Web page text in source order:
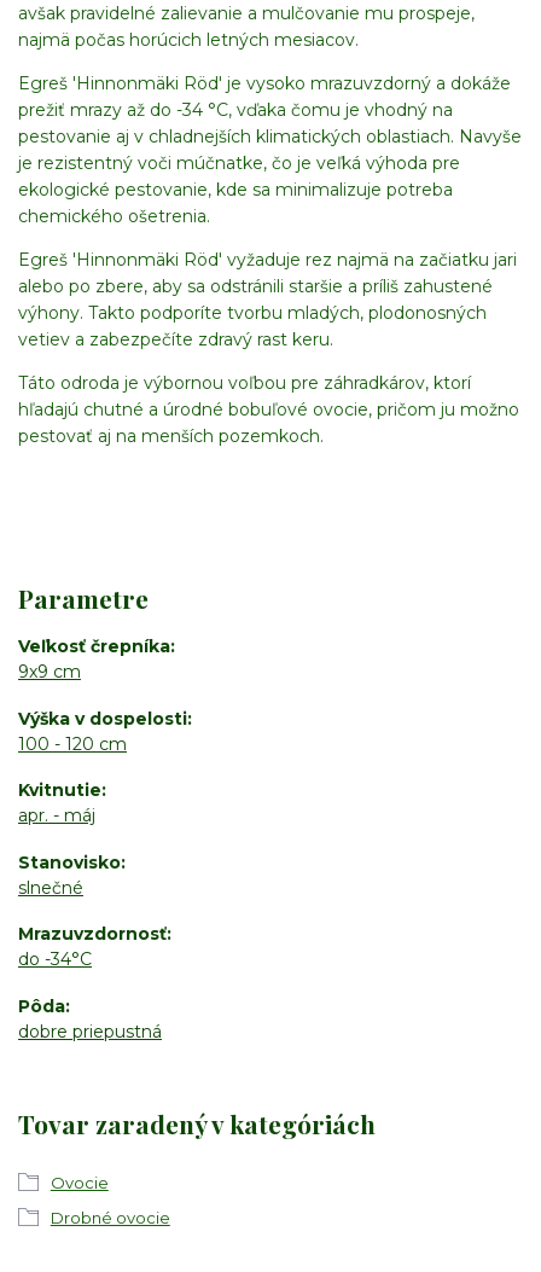
avšak pravidelné zalievanie a mulčovanie mu prospeje,
najmä počas horúcich letných mesiacov.
Egreš 'Hinnonmäki Röd' je vysoko mrazuvzdorný a dokáže
prežiť mrazy až do -34 °C, vďaka čomu je vhodný na
pestovanie aj v chladnejších klimatických oblastiach. Navyše
je rezistentný voči múčnatke, čo je veľká výhoda pre
ekologické pestovanie, kde sa minimalizuje potreba
chemického ošetrenia.
Egreš 'Hinnonmäki Röd' vyžaduje rez najmä na začiatku jari
alebo po zbere, aby sa odstránili staršie a príliš zahustené
výhony. Takto podporíte tvorbu mladých, plodonosných
vetiev a zabezpečíte zdravý rast keru.
Táto odroda je výbornou voľbou pre záhradkárov, ktorí
hľadajú chutné a úrodné bobuľové ovocie, pričom ju možno
pestovať aj na menších pozemkoch.
Parametre
Veľkosť črepníka
9x9 cm
Výška v dospelosti
100 - 120 cm
Kvitnutie
apr. - máj
Stanovisko
slnečné
Mrazuvzdornosť
do -34°C
Pôda
dobre priepustná
Tovar zaradený v kategóriách
Ovocie
Drobné ovocie